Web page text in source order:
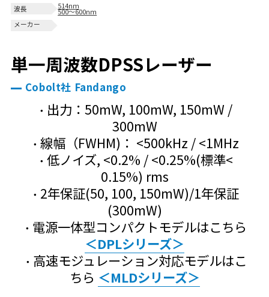
波長
514nm
500～600nm
メーカー
単一周波数DPSSレーザー
Cobolt社 Fandango
出力：50mW, 100mW, 150mW /
300mW
線幅（FWHM)： <500kHz / <1MHz
低ノイズ, <0.2% / <0.25%(標準<
0.15%) rms
2年保証(50, 100, 150mW)/1年保証
(300mW)
電源一体型コンパクトモデルはこちら
＜DPLシリーズ＞
高速モジュレーション対応モデルはこ
ちら ＜MLDシリーズ＞